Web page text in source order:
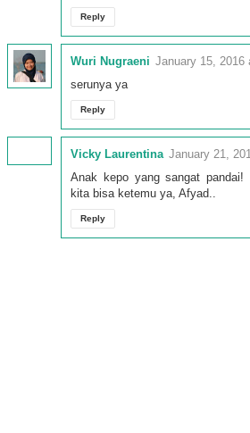
Reply
Wuri Nugraeni January 15, 2016
serunya ya
Reply
Vicky Laurentina January 21,
Anak kepo yang sangat pandai!
kita bisa ketemu ya, Afyad..
Reply